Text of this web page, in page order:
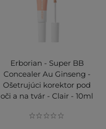
Erborian - Super BB
Concealer Au Ginseng -
Ošetrujúci korektor pod
oči a na tvár - Clair - 10ml